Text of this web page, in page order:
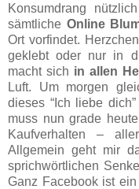
Konsumdrang
sämtliche Online
Ort vorfindet.
geklebt oder nur in
macht sich in allen
Luft. Um morgen
dieses “Ich liebe
muss nun grade
Kaufverhalten –
Allgemein geht mir
sprichwörtlichen
Ganz Facebook ist